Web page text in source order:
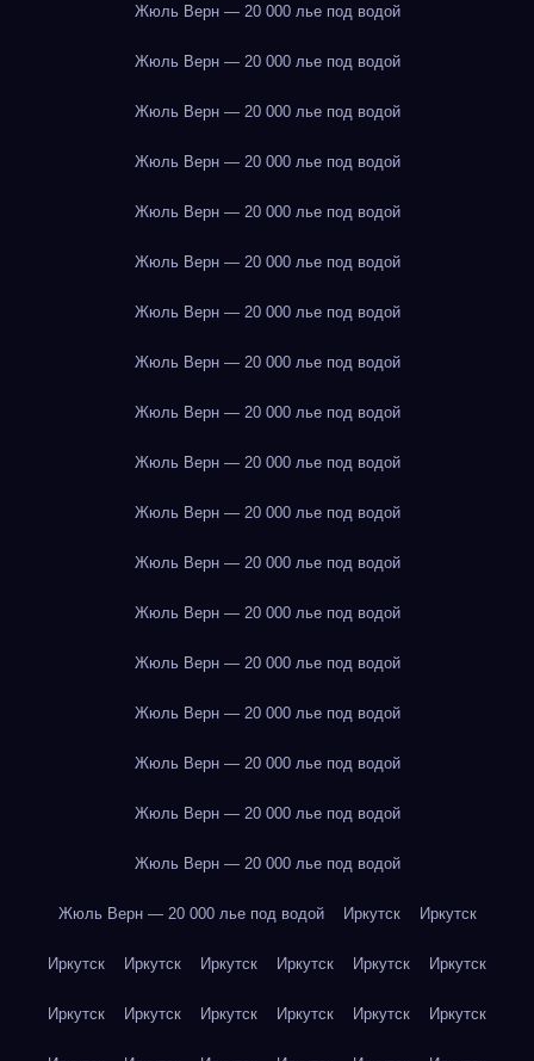
Жюль Верн — 20 000 лье под водой
Жюль Верн — 20 000 лье под водой
Жюль Верн — 20 000 лье под водой
Жюль Верн — 20 000 лье под водой
Жюль Верн — 20 000 лье под водой
Жюль Верн — 20 000 лье под водой
Жюль Верн — 20 000 лье под водой
Жюль Верн — 20 000 лье под водой
Жюль Верн — 20 000 лье под водой
Жюль Верн — 20 000 лье под водой
Жюль Верн — 20 000 лье под водой
Жюль Верн — 20 000 лье под водой
Жюль Верн — 20 000 лье под водой
Жюль Верн — 20 000 лье под водой
Жюль Верн — 20 000 лье под водой
Жюль Верн — 20 000 лье под водой
Жюль Верн — 20 000 лье под водой
Жюль Верн — 20 000 лье под водой
Жюль Верн — 20 000 лье под водой Иркутск Иркутск
Иркутск Иркутск Иркутск Иркутск Иркутск Иркутск
Иркутск Иркутск Иркутск Иркутск Иркутск Иркутск